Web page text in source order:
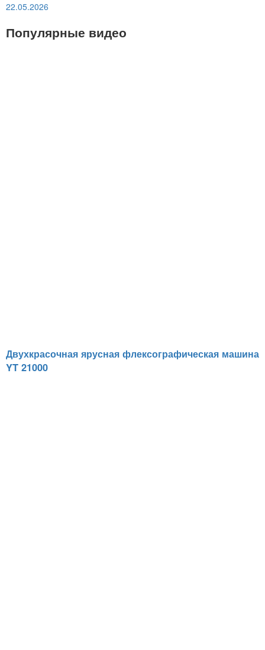
22.05.2026
Популярные видео
Двухкрасочная ярусная флексографическая машина
YT 21000